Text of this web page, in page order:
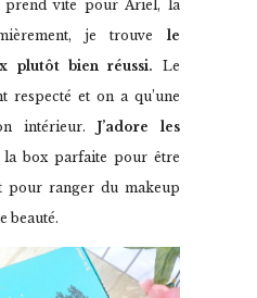
prend vite pour Ariel, la
je trouve le
plutôt bien réussi. Le
respecté et on a qu’une
intérieur. J’adore les
box parfaite pour être
pour ranger du makeup
beauté.